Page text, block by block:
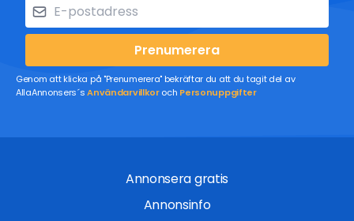
Prenumerera
Genom att klicka på "Prenumerera" bekräftar du att du tagit del av
AllaAnnonsers´sAnvändarvillkoroch Personuppgifter
Annonsera gratis
Annonsinfo